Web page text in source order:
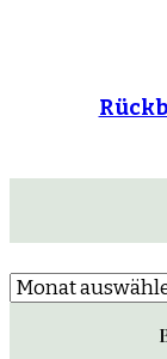
Archiv